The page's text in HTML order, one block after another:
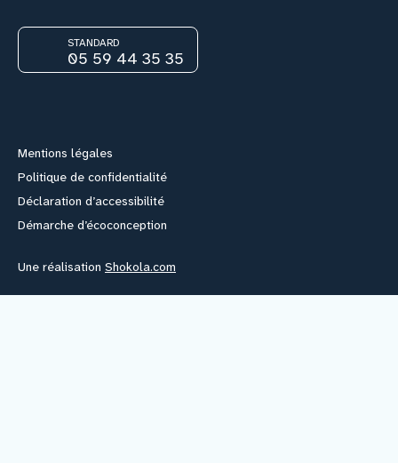
STANDARD
05 59 44 35 35
Mentions légales
Politique de confidentialité
Déclaration d’accessibilité
Démarche d’écoconception
Une réalisation Shokola.com